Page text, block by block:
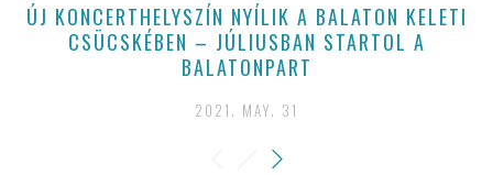
ÚJ KONCERTHELYSZÍN NYÍLIK A BALATON KELETI
CSÜCSKÉBEN – JÚLIUSBAN STARTOL A
BALATONPART
2021. MAY. 31